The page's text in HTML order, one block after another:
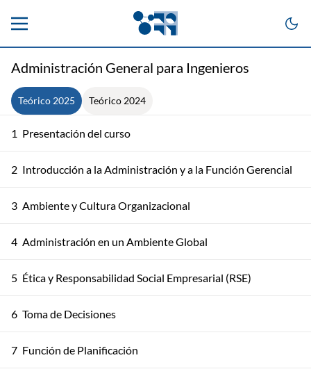
Administración General para Ingenieros
Teórico 2025 Teórico 2024
1 Presentación del curso
2 Introducción a la Administración y a la Función Gerencial
3 Ambiente y Cultura Organizacional
4 Administración en un Ambiente Global
5 Ética y Responsabilidad Social Empresarial (RSE)
6 Toma de Decisiones
7 Función de Planificación